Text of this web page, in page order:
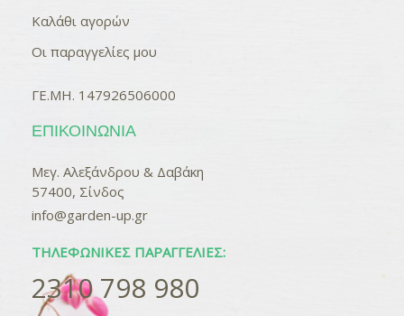
Καλάθι αγορών
Οι παραγγελίες μου
ΓΕ.ΜΗ. 147926506000
ΕΠΙΚΟΙΝΩΝΊΑ
Μεγ. Αλεξάνδρου & Δαβάκη
57400, Σίνδος
info@garden-up.gr
ΤΗΛΕΦΩΝΙΚΈΣ ΠΑΡΑΓΓΕΛΊΕΣ:
2310 798 980